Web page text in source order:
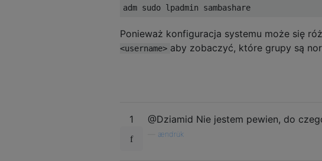
Ponieważ konfiguracja systemu może się
<username> aby zobaczyć, które grupy są
1 @Dziamid Nie jestem pewien, do
ændrük